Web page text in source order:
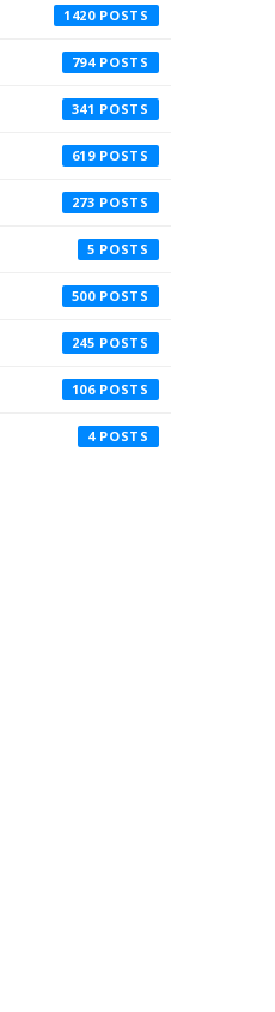
1420
794
341
619
273
5
500
245
106
4